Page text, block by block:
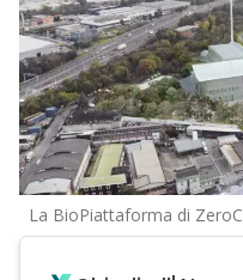
La BioPiattaforma di ZeroC